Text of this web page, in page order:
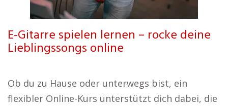
E-Gitarre spielen lernen – rocke deine
Lieblingssongs online
Ob du zu Hause oder unterwegs bist, ein
flexibler Online-Kurs unterstützt dich dabei, die